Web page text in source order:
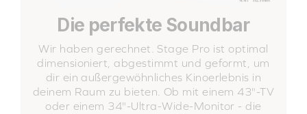
Die perfekte Soundbar
Wir haben gerechnet. Stage Pro ist optimal
dimensioniert, abgestimmt und geformt, um
dir ein außergewöhnliches Kinoerlebnis in
deinem Raum zu bieten. Ob mit einem 43"-TV
oder einem 34"-Ultra-Wide-Monitor - die